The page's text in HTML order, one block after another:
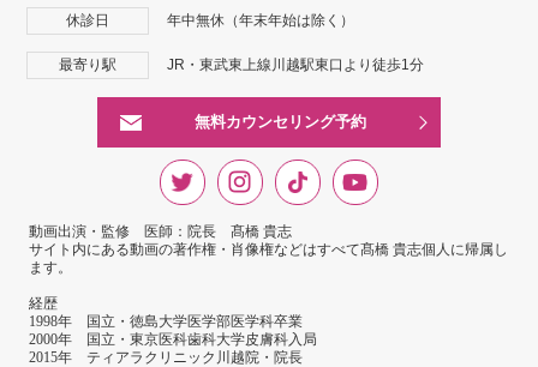
休診日 年中無休（年末年始は除く）
最寄り駅 JR・東武東上線川越駅東口より徒歩1分
無料カウンセリング予約
動画出演・監修 医師：院長 髙橋 貴志
サイト内にある動画の著作権・肖像権などはすべて髙橋 貴志個人に帰属し
ます。
経歴
1998年 国立・徳島大学医学部医学科卒業
2000年 国立・東京医科歯科大学皮膚科入局
2015年 ティアラクリニック川越院・院長